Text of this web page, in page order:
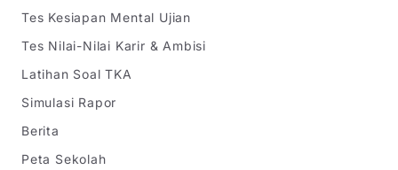
Tes Kesiapan Mental Ujian
Tes Nilai-Nilai Karir & Ambisi
Latihan Soal TKA
Simulasi Rapor
Berita
Peta Sekolah